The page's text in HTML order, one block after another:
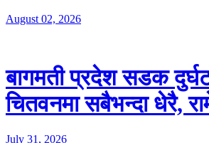
August 02, 2026
बागमती प्रदेश सडक
चितवनमा सबैभन्दा धेरै,
July 31, 2026